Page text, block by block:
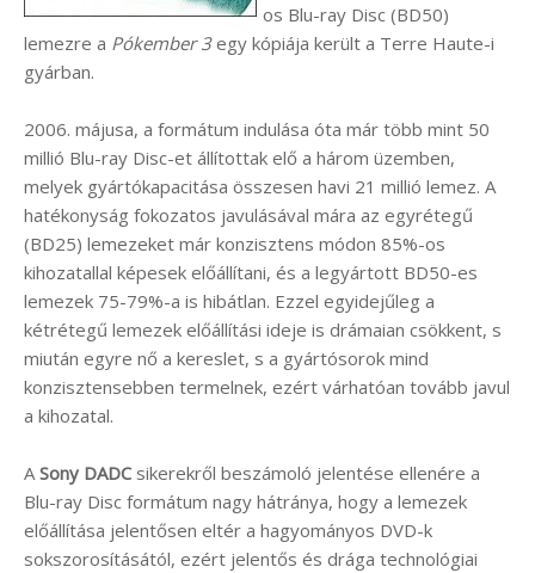
os Blu-ray Disc (BD50)
lemezre a Pókember 3egy kópiája került a Terre Haute-i
gyárban.
2006. májusa, a formátum indulása óta már több mint 50
millió Blu-ray Disc-et állítottak elő a három üzemben,
melyek gyártókapacitása összesen havi 21 millió lemez. A
hatékonyság fokozatos javulásával mára az egyrétegű
(BD25) lemezeket már konzisztens módon 85%-os
kihozatallal képesek előállítani, és a legyártott BD50-es
lemezek 75-79%-a is hibátlan. Ezzel egyidejűleg a
kétrétegű lemezek előállítási ideje is drámaian csökkent, s
miután egyre nő a kereslet, s a gyártósorok mind
konzisztensebben termelnek, ezért várhatóan tovább javul
a kihozatal.
A Sony DADCsikerekről beszámoló jelentése ellenére a
Blu-ray Disc formátum nagy hátránya, hogy a lemezek
előállítása jelentősen eltér a hagyományos DVD-k
sokszorosításától, ezért jelentős és drága technológiai